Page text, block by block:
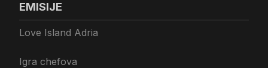
EMISIJE
Love Island Adria
Igra chefova